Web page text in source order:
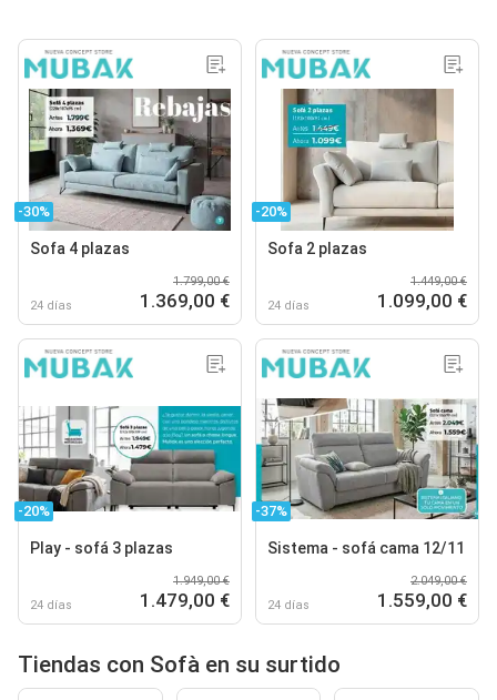
-30%
Sofa 4 plazas
24 días
1.799,00 €
1.369,00 €
-20%
Sofa 2 plazas
24 días
1.449,00 €
1.099,00 €
-20%
Play - sofá 3 plazas
24 días
1.949,00 €
1.479,00 €
-37%
Sistema - sofá cama 12/11
24 días
2.049,00 €
1.559,00 €
Tiendas con Sofà en su surtido